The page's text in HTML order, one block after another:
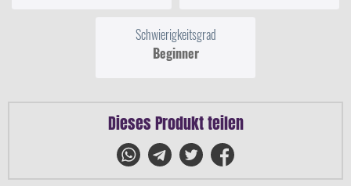
Schwierigkeitsgrad
Beginner
Dieses Produkt teilen